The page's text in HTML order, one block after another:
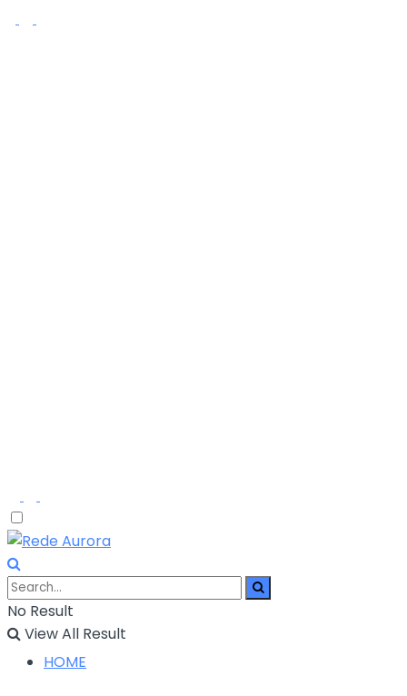
No Result
View All Result
HOME